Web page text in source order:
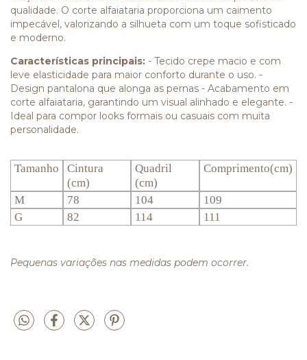
qualidade. O corte alfaiataria proporciona um caimento
impecável, valorizando a silhueta com um toque sofisticado
e moderno.
Características principais: - Tecido crepe macio e com
leve elasticidade para maior conforto durante o uso. -
Design pantalona que alonga as pernas - Acabamento em
corte alfaiataria, garantindo um visual alinhado e elegante. -
Ideal para compor looks formais ou casuais com muita
personalidade.
Tamanho
Cintura
(cm)
Quadril
(cm)
Comprimento(cm)
M 78 104
109
G
82 114 111
Pequenas variações nas medidas podem ocorrer.